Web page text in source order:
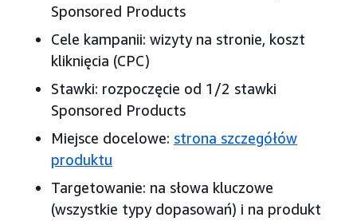
Sponsored Products
Cele kampanii: wizyty na stronie, koszt
kliknięcia (CPC)
Stawki: rozpoczęcie od 1/2 stawki
Sponsored Products
Miejsce docelowe: strona szczegółów
produktu
Targetowanie: na słowa kluczowe
(wszystkie typy dopasowań) i na produkt